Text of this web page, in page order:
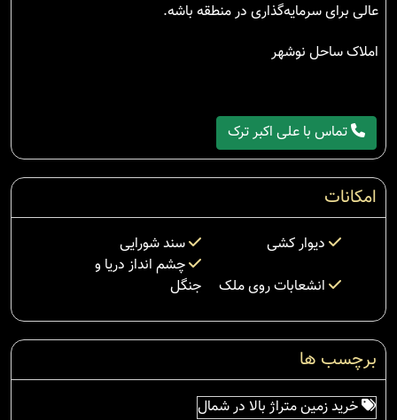
عالی برای سرمایه‌گذاری در منطقه باشه.
املاک ساحل نوشهر
تماس با علی اکبر ترک
امکانات
دیوار کشی
سند شورایی
انشعابات روی ملک
چشم انداز دریا و
جنگل
برچسب ها
خرید زمین متراژ بالا در شمال